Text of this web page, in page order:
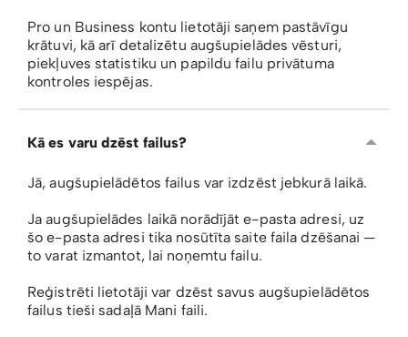
Pro un Business kontu lietotāji saņem pastāvīgu
krātuvi, kā arī detalizētu augšupielādes vēsturi,
piekļuves statistiku un papildu failu privātuma
kontroles iespējas.
Kā es varu dzēst failus?
Jā, augšupielādētos failus var izdzēst jebkurā laikā.
Ja augšupielādes laikā norādījāt e-pasta adresi, uz
šo e-pasta adresi tika nosūtīta saite faila dzēšanai —
to varat izmantot, lai noņemtu failu.
Reģistrēti lietotāji var dzēst savus augšupielādētos
failus tieši sadaļā Mani faili.